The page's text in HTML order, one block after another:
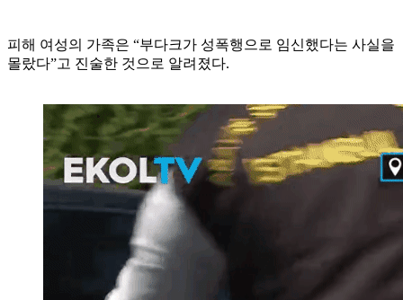
피해 여성의 가족은 “부다크가 성폭행으로 임신했다는 사실을
몰랐다”고 진술한 것으로 알려졌다.